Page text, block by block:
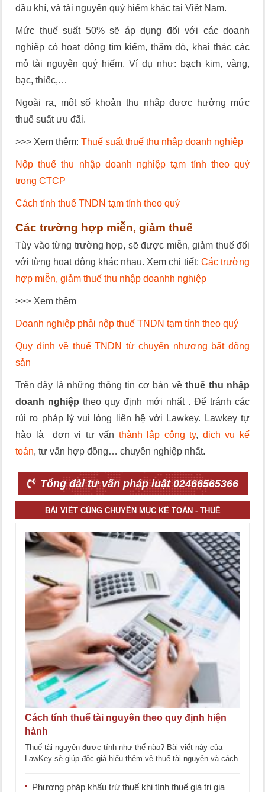
dầu khí, và tài nguyên quý hiếm khác tại Việt Nam.
Mức thuế suất 50% sẽ áp dụng đối với các doanh
nghiệp có hoạt động tìm kiếm, thăm dò, khai thác các
mỏ tài nguyên quý hiếm. Ví dụ như: bạch kim, vàng,
bạc, thiếc,…
Ngoài ra, một số khoản thu nhập được hưởng mức
thuế suất ưu đãi.
>>> Xem thêm: Thuế suất thuế thu nhập doanh nghiệp
Nộp thuế thu nhập doanh nghiệp tạm tính theo quý
trong CTCP
Cách tính thuế TNDN tạm tính theo quý
Các trường hợp miễn, giảm thuế
Tùy vào từng trường hợp, sẽ được miễn, giảm thuế đối
với từng hoạt động khác nhau. Xem chi tiết: Các trường
hợp miễn, giảm thuế thu nhập doanhh nghiệp
>>> Xem thêm
Doanh nghiệp phải nộp thuế TNDN tạm tính theo quý
Quy định về thuế TNDN từ chuyển nhượng bất động
sản
Trên đây là những thông tin cơ bản vềthuế thu nhập
doanh nghiệp theo quy định mới nhất . Để tránh các
rủi ro pháp lý vui lòng liên hệ với Lawkey. Lawkey tự
hào là đơn vị tư vấn thành lập công ty, dịch vụ kế
toán, tư vấn hợp đồng… chuyên nghiệp nhất.
Tổng đài tư vấn pháp luật 02466565366
BÀI VIẾT CÙNG CHUYÊN MỤC KẾ TOÁN - THUẾ
Cách tính thuế tài nguyên theo quy định hiện
hành
Thuế tài nguyên được tính như thế nào? Bài viết này của
LawKey sẽ giúp độc giả hiểu thêm về thuế tài nguyên và cách
Phương pháp khấu trừ thuế khi tính thuế giá trị gia